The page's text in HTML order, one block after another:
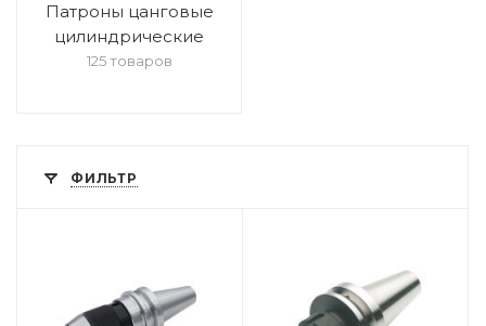
Патроны цанговые
цилиндрические
125 товаров
ФИЛЬТР